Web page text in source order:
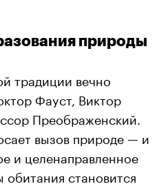
природы
традиции вечно
Фауст, Виктор
Преображенский.
вызов природе — и
и целенаправленное
становится